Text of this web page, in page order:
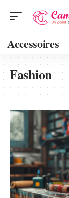
Accessoires
Fashion